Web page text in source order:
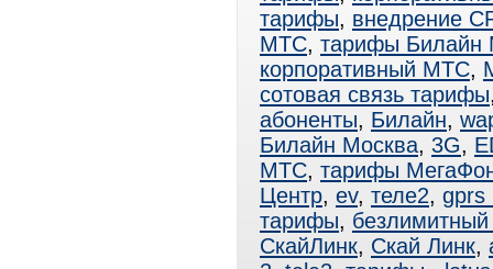
тарифы, внедрение
МТС, тарифы Билайн
корпоративный МТС,
сотовая связь тарифы
абоненты, Билайн,
Билайн Москва, 3G,
МТС, тарифы
Центр, ev, теле2, gprs
тарифы,
СкайЛинк, Скай Линк,